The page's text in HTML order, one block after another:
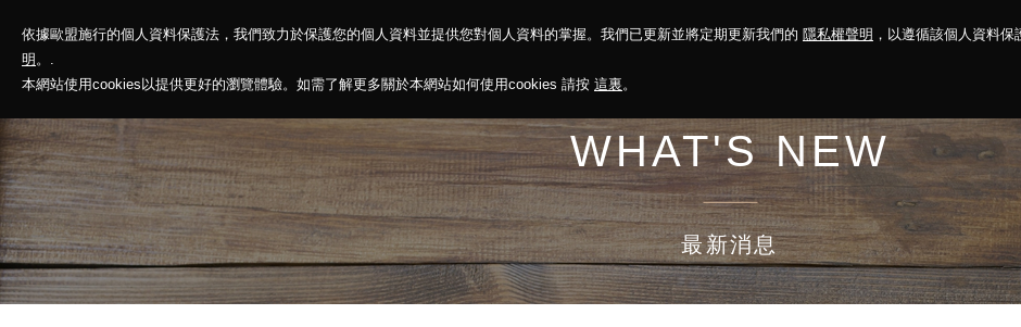
依據歐盟施行的個人資料保護法，我們致力於保護您的個人資料並提供您對個人資料的掌握。我們已更新並將定期更新我們的 隱私權聲明 ，以遵循該個人資料
明 。.
本網站使用cookies以提供更好的瀏覽體驗。如需了解更多關於本網站如何使用cookies 請按 這裏。
神基投控 解決方案 永續報告 投資人關係 菁英招募 最新消息
WHAT'S NEW
最新消息